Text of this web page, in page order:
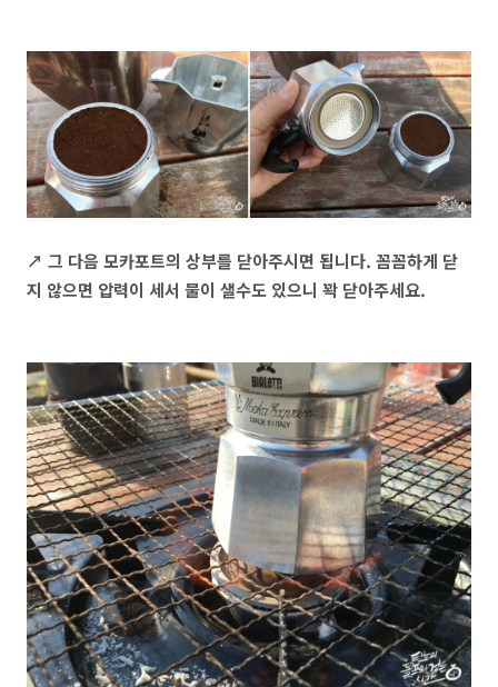
↗ 그 다음 모카포트의 상부를 닫아주시면 됩니다. 꼼꼼하게 닫
지 않으면 압력이 세서 물이 샐수도 있으니 꽉 닫아주세요.